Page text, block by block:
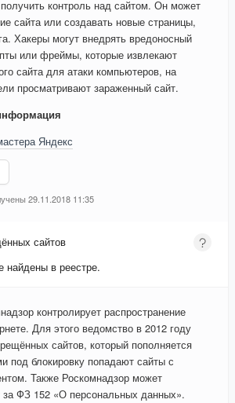
контроль над сайтом. Он может
сайта или создавать новые страницы,
Хакеры могут внедрять вредоносный
или фреймы, которые извлекают
сайта для атаки компьютеров, на
просматривают зараженный сайт.
Яндекс
29.11.2018 11:35
сайтов
найдены в реестре.
контролирует распространение
Для этого ведомство в 2012 году
сайтов, который пополняется
под блокировку попадают сайты с
Также Роскомнадзор может
за ФЗ 152 «О персональных данных».